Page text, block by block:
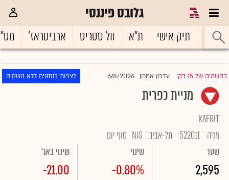
גלובס פיננסי
ראשי תיק אישי ת"א וול סטריט ארביטראז'
בהשהיה של 15 דק' |עדכון אחרון 6/8/2026 לצפות בנתונים ללא השהיה
מניית כפרית
KAFRIT
מניה 522011 תל-אביב NIS סוף יום
שער
2,595
שינוי
-0.80%
שינוי באג'
-21.00